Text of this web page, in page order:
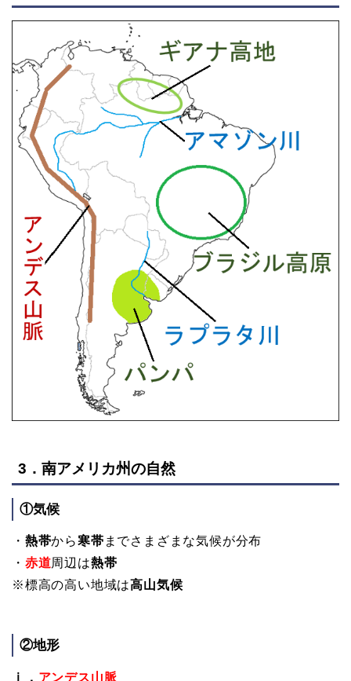
3．南アメリカ州の自然
①気候
・ 熱帯から寒帯 までさまざまな気候が分布
・ 赤道周辺は熱帯
※標高の高い地域は高山気候
②地形
ⅰ． アンデス山脈